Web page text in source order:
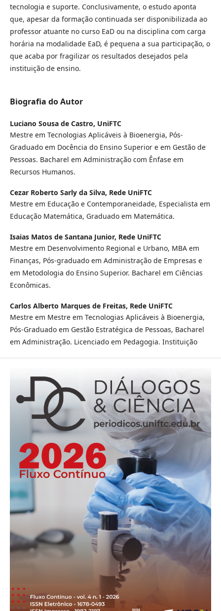
tecnologia e suporte. Conclusivamente, o estudo aponta
que, apesar da formação continuada ser disponibilizada ao
professor atuante no curso EaD ou na disciplina com carga
horária na modalidade EaD, é pequena a sua participação, o
que acaba por fragilizar os resultados desejados pela
instituição de ensino.
Biografia do Autor
Luciano Sousa de Castro, UniFTC
Mestre em Tecnologias Aplicáveis à Bioenergia, Pós-
Graduado em Docência do Ensino Superior e em Gestão de
Pessoas. Bacharel em Administração com Ênfase em
Recursos Humanos.
Cezar Roberto Sarly da Silva, Rede UniFTC
Mestre em Educação e Contemporaneidade, Especialista em
Educação Matemática, Graduado em Matemática.
Isaias Matos de Santana Junior, Rede UniFTC
Mestre em Desenvolvimento Regional e Urbano, MBA em
Finanças, Pós-graduado em Administração de Empresas e
em Metodologia do Ensino Superior. Bacharel em Ciências
Econômicas.
Carlos Alberto Marques de Freitas, Rede UniFTC
Mestre em Mestre em Tecnologias Aplicáveis à Bioenergia,
Pós-Graduado em Gestão Estratégica de Pessoas, Bacharel
em Administração. Licenciado em Pedagogia. Instituição